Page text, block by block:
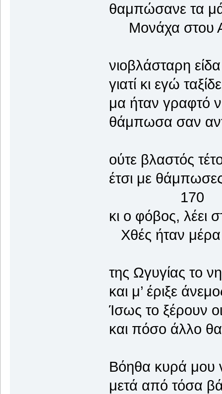
θαμπώσανε τα
Μονάχα στου
νιοβλάσταρη είδα
γιατί κι εγώ
μα ήταν γραφτό
θάμπωσα σαν
ούτε βλαστός
έτσι με
170
κι ο φόβος, λέει
Χθές ήταν μέρα
της Ωγυγίας το
και μ’ έριξε
Ίσως το ξέρουν
και πόσο άλλο
Βόηθα κυρά μου
μετά από τόσα